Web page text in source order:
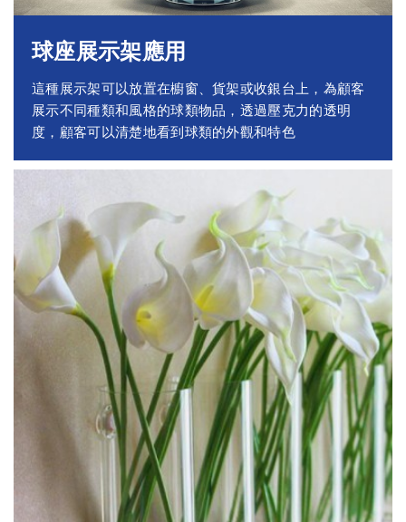
球座展示架應用
這種展示架可以放置在櫥窗、貨架或收銀台上，為顧客
展示不同種類和風格的球類物品，透過壓克力的透明
度，顧客可以清楚地看到球類的外觀和特色